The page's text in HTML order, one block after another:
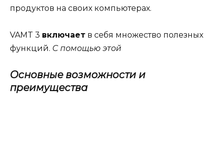
продуктов на своих компьютерах.
VAMT 3 включает в себя множество полезных
функций. С помощью этой
Основные возможности и
преимущества